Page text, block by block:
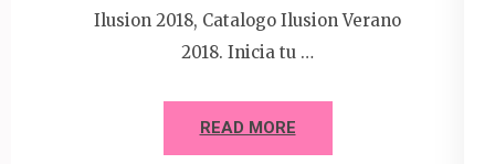
Ilusion 2018, Catalogo Ilusion Verano
2018. Inicia tu …
READ MORE